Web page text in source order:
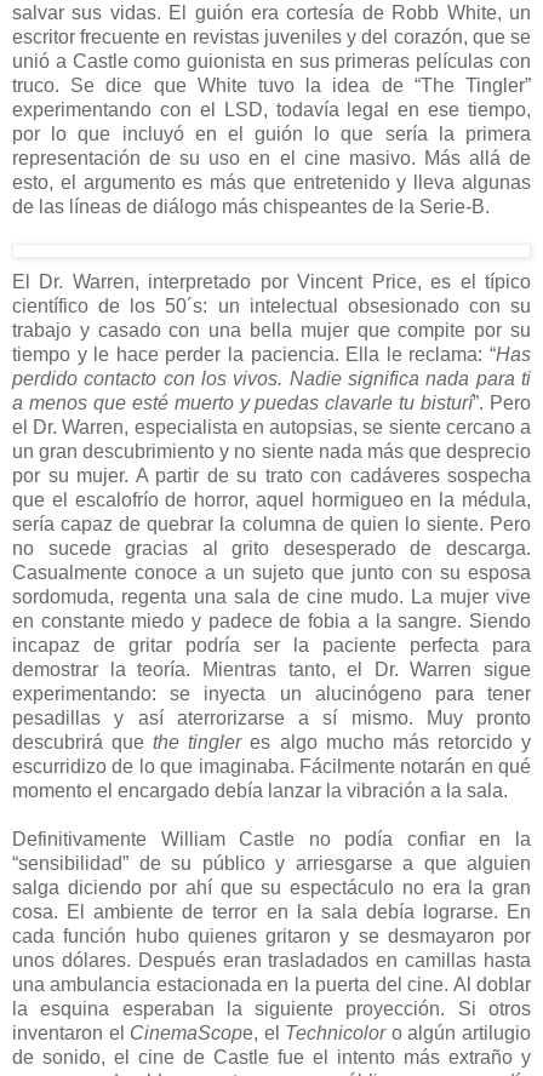
salvar sus vidas. El guión era cortesía de Robb White, un
escritor frecuente en revistas juveniles y del corazón, que se
unió a Castle como guionista en sus primeras películas con
truco. Se dice que White tuvo la idea de “The Tingler”
experimentando con el LSD, todavía legal en ese tiempo,
por lo que incluyó en el guión lo que sería la primera
representación de su uso en el cine masivo. Más allá de
esto, el argumento es más que entretenido y lleva algunas
de las líneas de diálogo más chispeantes de la Serie-B.
El Dr. Warren, interpretado por Vincent Price, es el típico
científico de los 50´s: un intelectual obsesionado con su
trabajo y casado con una bella mujer que compite por su
tiempo y le hace perder la paciencia. Ella le reclama: “Has
perdido contacto con los vivos. Nadie significa nada para ti
a menos que esté muerto y puedas clavarle tu bisturí”. Pero
el Dr. Warren, especialista en autopsias, se siente cercano a
un gran descubrimiento y no siente nada más que desprecio
por su mujer. A partir de su trato con cadáveres sospecha
que el escalofrío de horror, aquel hormigueo en la médula,
sería capaz de quebrar la columna de quien lo siente. Pero
no sucede gracias al grito desesperado de descarga.
Casualmente conoce a un sujeto que junto con su esposa
sordomuda, regenta una sala de cine mudo. La mujer vive
en constante miedo y padece de fobia a la sangre. Siendo
incapaz de gritar podría ser la paciente perfecta para
demostrar la teoría. Mientras tanto, el Dr. Warren sigue
experimentando: se inyecta un alucinógeno para tener
pesadillas y así aterrorizarse a sí mismo. Muy pronto
descubrirá quethe tingleres algo mucho más retorcido y
escurridizo de lo que imaginaba. Fácilmente notarán en qué
momento el encargado debía lanzar la vibración a la sala.
Definitivamente William Castle no podía confiar en la
“sensibilidad” de su público y arriesgarse a que alguien
salga diciendo por ahí que su espectáculo no era la gran
cosa. El ambiente de terror en la sala debía lograrse. En
cada función hubo quienes gritaron y se desmayaron por
unos dólares. Después eran trasladados en camillas hasta
una ambulancia estacionada en la puerta del cine. Al doblar
la esquina esperaban la siguiente proyección. Si otros
inventaron el CinemaScope, el Technicoloro algún artilugio
de sonido, el cine de Castle fue el intento más extraño y